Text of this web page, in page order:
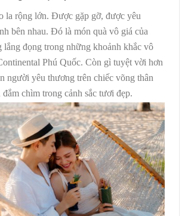
la rộng lớn. Được gặp gỡ, được yêu
bên nhau. Đó là món quà vô giá của
lắng đọng trong những khoảnh khắc vô
Phú Quốc. Còn gì tuyệt vời hơn
người yêu thương trên chiếc võng thân
chìm trong cảnh sắc tươi đẹp.